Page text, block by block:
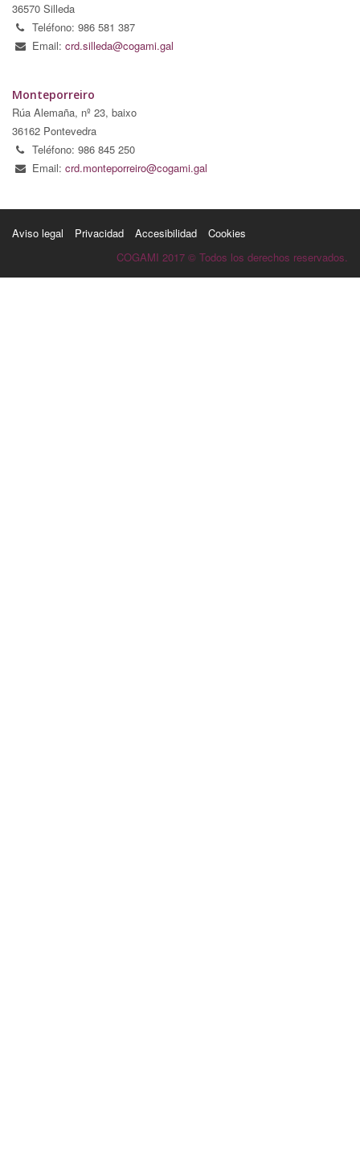
36570 Silleda
Teléfono: 986 581 387
Email: crd.silleda@cogami.gal
Monteporreiro
Rúa Alemaña, nº 23, baixo
36162 Pontevedra
Teléfono: 986 845 250
Email: crd.monteporreiro@cogami.gal
Aviso legal Privacidad Accesibilidad
Cookies
COGAMI 2017 © Todos los derechos reservados.